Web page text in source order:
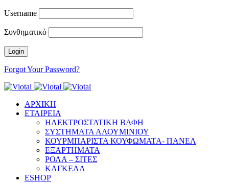
Username
Συνθηματικό
Forgot Your Password?
ΑΡΧΙΚΗ
ΕΤΑΙΡΕΙΑ
ΗΛΕΚΤΡΟΣΤΑΤΙΚΗ ΒΑΦΗ
ΣΥΣΤΗΜΑΤΑ ΑΛΟΥΜΙΝΙΟΥ
ΚΟΥΡΜΠΑΡΙΣΤΑ ΚΟΥΦΩΜΑΤΑ- ΠΑΝΕΛ
ΕΞΑΡΤΗΜΑΤΑ
ΡΟΛΑ – ΣΙΤΕΣ
ΚΑΓΚΕΛΑ
ESHOP